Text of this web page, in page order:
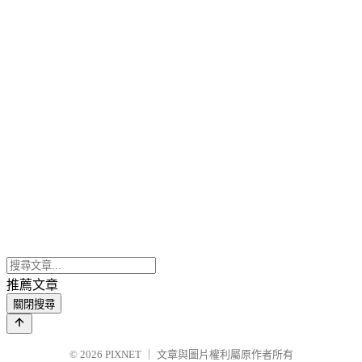
推薦文章
關閉搜尋
© 2026 PIXNET 文章與圖片權利屬原作者所有